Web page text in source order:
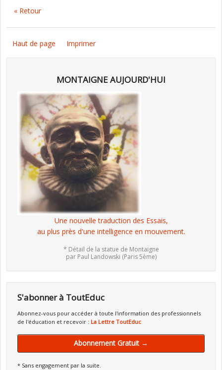
« Retour
Haut de page Imprimer
MONTAIGNE AUJOURD'HUI
Une nouvelle traduction des Essais,
au plus près d'une intelligence en mouvement.
* Détail de la statue de Montaigne
par Paul Landowski (Paris 5ème)
S'abonner à ToutEduc
Abonnez-vous pour accéder à toute l'information des professionnels
de l'éducation et recevoir : La Lettre ToutEduc
Abonnement Gratuit →
* Sans engagement par la suite.